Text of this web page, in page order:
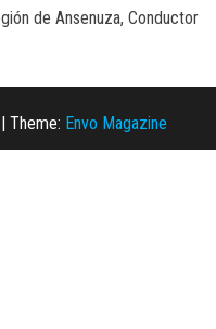
de Ansenuza, Conductor
Theme: Envo Magazine